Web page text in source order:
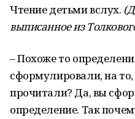
Чтение детьми вслух.
выписанное из
– Похоже то
сформулировали, на
прочитали? Да, вы
определение. Так